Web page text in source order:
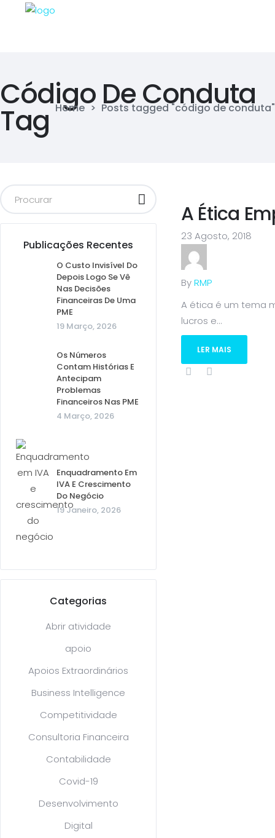
Código De Conduta
Tag Home > Posts tagged "código de conduta"
Publicações Recentes
O Custo Invisível Do
Depois Logo Se Vê
Nas Decisões
Financeiras De Uma
PME
19 Março, 2026
Os Números
Contam Histórias E
Antecipam
Problemas
Financeiros Nas PME
4 Março, 2026
Enquadramento Em
IVA E Crescimento
Do Negócio
19 Janeiro, 2026
Categorias
Abrir atividade
apoio
Apoios Extraordinários
Business Intelligence
Competitividade
Consultoria Financeira
Contabilidade
Covid-19
Desenvolvimento
Digital
A Ética
23 Agosto, 2018
ByRMP
A ética é um tema
lucros e...
LER MAIS